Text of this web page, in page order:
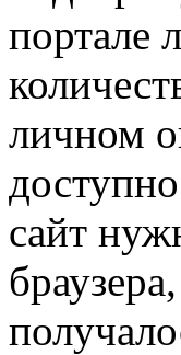
портале
личном
сайт